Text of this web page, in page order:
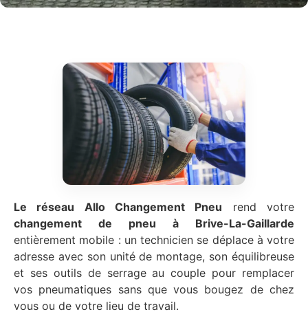
Le réseau Allo Changement Pneu rend votre
changement de pneu à Brive-La-Gaillarde
entièrement mobile : un technicien se déplace à votre
adresse avec son unité de montage, son équilibreuse
et ses outils de serrage au couple pour remplacer
vos pneumatiques sans que vous bougez de chez
vous ou de votre lieu de travail.